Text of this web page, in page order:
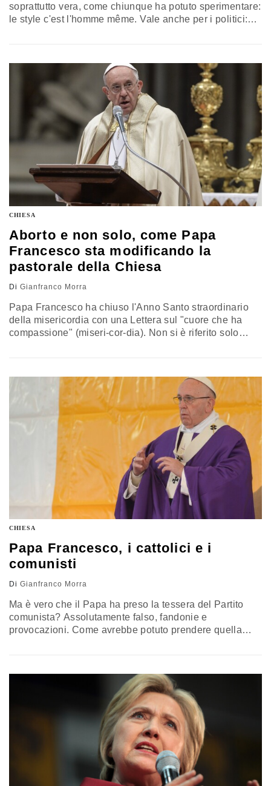
soprattutto vera, come chiunque ha potuto sperimentare:
le style c'est l'homme même. Vale anche per i politici:
naturalista ha trovato una conferma nella successione
CHIESA
Aborto e non solo, come Papa
Francesco sta modificando la
pastorale della Chiesa
Di Gianfranco Morra
Papa Francesco ha chiuso l'Anno Santo straordinario
della misericordia con una Lettera sul "cuore che ha
compassione" (miseri-cor-dia). Non si è riferito solo
ad un episodio esemplare narrato soltanto nel…
CHIESA
Papa Francesco, i cattolici e i
comunisti
Di Gianfranco Morra
Ma è vero che il Papa ha preso la tessera del Partito
comunista? Assolutamente falso, fandonie e
provocazioni. Come avrebbe potuto prendere quella
sociali del mondo su "Lavoro, casa, terra" il 5 novembre.